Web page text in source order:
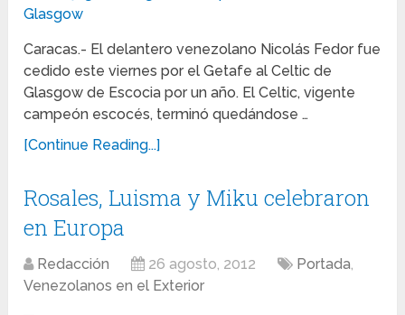
Caracas.- El delantero venezolano Nicolás Fedor fue
cedido este viernes por el Getafe al Celtic de
Glasgow de Escocia por un año. El Celtic, vigente
campeón escocés, terminó quedándose …
[Continue Reading...]
Rosales, Luisma y Miku celebraron
en Europa
Redacción 26 agosto, 2012 Portada,
Venezolanos en el Exterior